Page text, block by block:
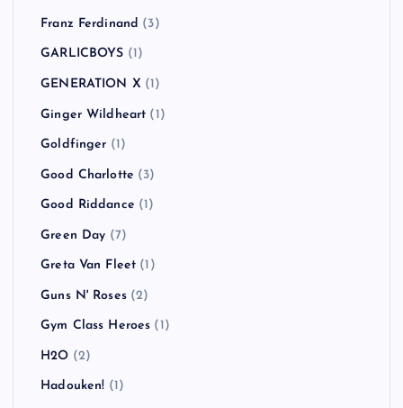
Franz Ferdinand (3)
GARLICBOYS (1)
GENERATION X (1)
Ginger Wildheart (1)
Goldfinger (1)
Good Charlotte (3)
Good Riddance (1)
Green Day (7)
Greta Van Fleet (1)
Guns N' Roses(2)
Gym Class Heroes (1)
H2O (2)
Hadouken! (1)